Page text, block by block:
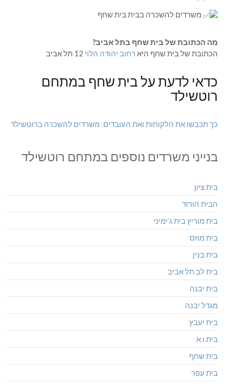
משרדים להשכרה בבית בית שחף
מה הכתובת של בית שחף בתל אביב?
הכתובת של בית שחף היא רחוב יהודה הלוי
כדאי לדעת על בית שחף במתחם
רוטשילד
כך תכבשו את הלקוחות ואת העובדים: משרדים להשכרה ברוטשילד
בנייני משרדים נוספים במתחם רוטשילד
בית ציון
הבית הורוד
בית מוריץ בית ג'ימיני
בית מוזס
בית בנין
בית לב תל אביב
בית יבנה
מגדל יבנה
בית יעבץ
בית ו.א
בית שחף
בית עפר